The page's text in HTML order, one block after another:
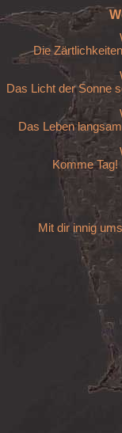
Die
Das Licht der Sonne
Das Leben
Komme
Mit dir innig